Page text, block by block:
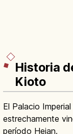
Historia
Kioto
El Palacio
estrechamente
período Heian.